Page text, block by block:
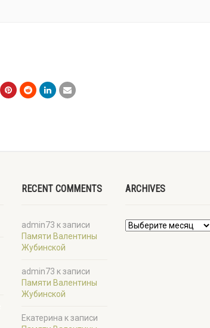
RECENT COMMENTS
admin73 к записи
Памяти Валентины
Жубинской
admin73 к записи
Памяти Валентины
Жубинской
Екатерина к записи
ARCHIVES